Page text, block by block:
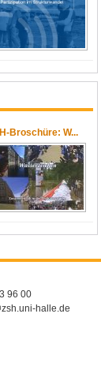
Broschüre: W...
96 00
halle.de